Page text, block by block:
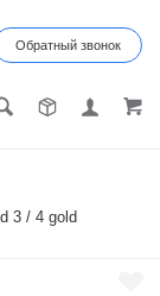
Обратный звонок
3 / 4 gold